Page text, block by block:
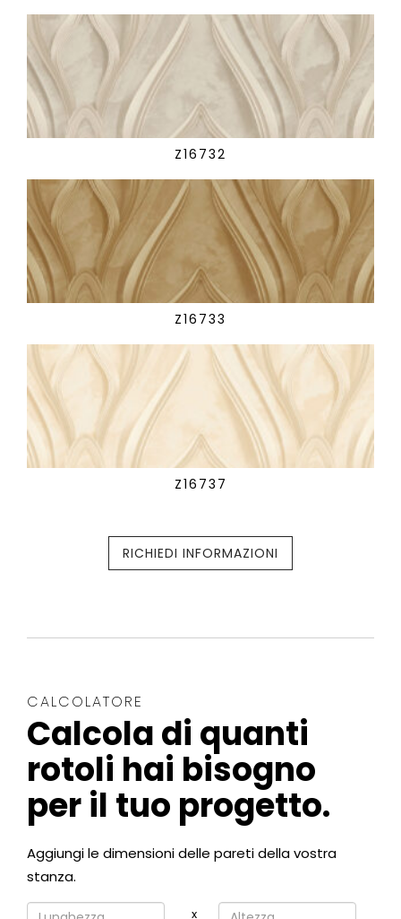
Z16732
Z16733
Z16737
RICHIEDI INFORMAZIONI
CALCOLATORE
Calcola di quanti
rotoli hai bisogno
per il tuo progetto.
Aggiungi le dimensioni delle pareti della vostra
stanza.
x